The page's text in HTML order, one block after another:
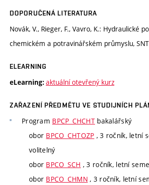
DOPORUČENÁ LITERATURA
Novák, V., Rieger, F., Vavro, K.: Hydraulické
chemickém a potravinářském průmyslu,
ELEARNING
eLearning: aktuální otevřený kurz
ZAŘAZENÍ PŘEDMĚTU VE STUDIJNÍCH
Program BPCP_CHCHT bakalářský
obor BPCO_CHTOZP , 3 ročník, letní
volitelný
obor BPCO_SCH , 3 ročník, letní
obor BPCO_CHMN , 3 ročník, letní